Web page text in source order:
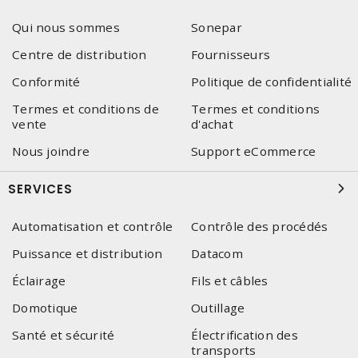
Qui nous sommes
Sonepar
Centre de distribution
Fournisseurs
Conformité
Politique de confidentialité
Termes et conditions de
vente
Termes et conditions
d'achat
Nous joindre
Support eCommerce
SERVICES
Automatisation et contrôle
Contrôle des procédés
Puissance et distribution
Datacom
Éclairage
Fils et câbles
Domotique
Outillage
Santé et sécurité
Électrification des
transports